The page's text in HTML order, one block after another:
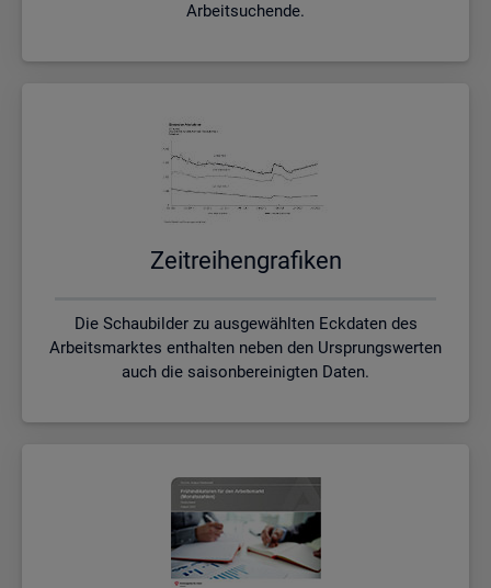
Arbeitsuchende.
Zeit­rei­hen­gra­fi­ken
Die Schaubilder zu ausgewählten Eckdaten des
Arbeitsmarktes enthalten neben den Ursprungswerten
auch die saisonbereinigten Daten.